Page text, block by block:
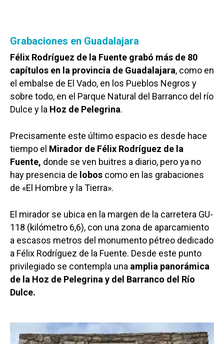
Grabaciones en Guadalajara
Félix Rodríguez de la Fuente grabó más de 80
capítulos en la provincia de Guadalajara, como en
el embalse de El Vado, en los Pueblos Negros y
sobre todo, en el Parque Natural del Barranco del río
Dulce y la Hoz de Pelegrina.
Precisamente este último espacio es desde hace
tiempo el Mirador de Félix Rodríguez de la
Fuente, donde se ven buitres a diario, pero ya no
hay presencia de lobos como en las grabaciones
de «El Hombre y la Tierra».
El mirador se ubica en la margen de la carretera GU-
118 (kilómetro 6,6), con una zona de aparcamiento
a escasos metros del monumento pétreo dedicado
a Félix Rodríguez de la Fuente. Desde este punto
privilegiado se contempla una amplia panorámica
de la Hoz de Pelegrina y del Barranco del Río
Dulce.